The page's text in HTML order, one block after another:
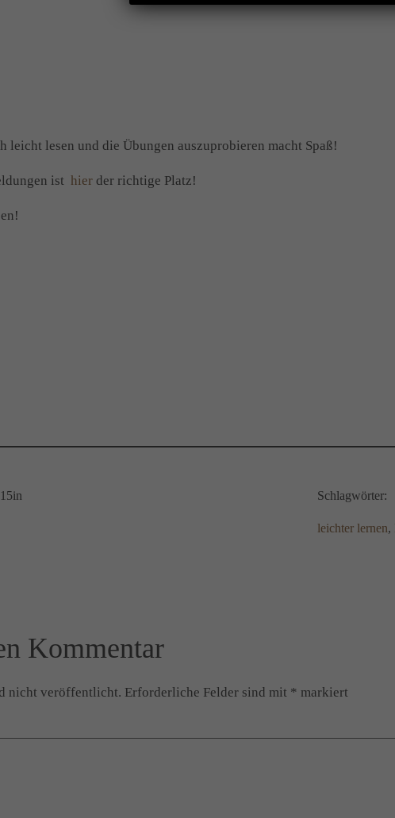
leicht lesen und die Übungen auszuprobieren macht Spaß!
ist hier der richtige Platz!
in Schlagwörter:
leichter lernen,
Kommentar
nicht veröffentlicht. Erforderliche Felder sind mit * markiert